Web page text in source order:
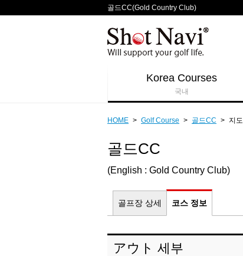
골드CC(Gold Country Club)
Korea Courses
국내
HOME > Golf Course > 골드CC > 지도
골드CC
(English : Gold Country Club)
골프장 상세 코스 정보
アウト 세부